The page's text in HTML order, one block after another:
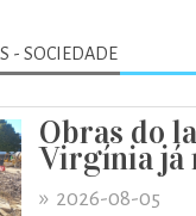
- SOCIEDADE
Obras do
Virgínia já
» 2026-08-05